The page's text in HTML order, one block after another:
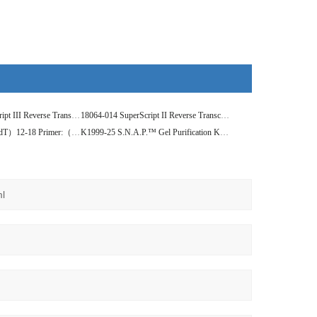
18080-044 SuperScript III Reverse Transcriptase: （200U/ul） 10,000U
18064-014 SuperScript II Reverse Transcriptase：（200U/ul） 10,000U
18418-012 Oligo（dT）12-18 Primer:（0.5ug/ul） 25ug
K1999-25 S.N.A.P.™ Gel Purification Kit 25 RXN